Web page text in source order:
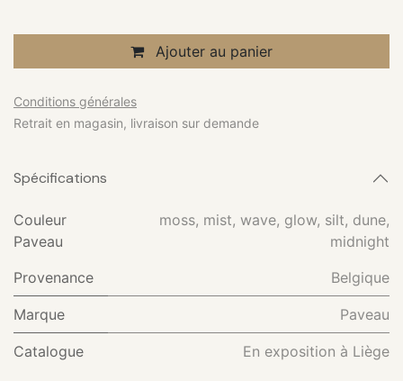
Ajouter au panier
Conditions générales
Retrait en magasin, livraison sur demande
Spécifications
Couleur
Paveau
moss, mist, wave, glow, silt, dune,
midnight
Provenance
Belgique
Marque Paveau
Catalogue En exposition à Liège